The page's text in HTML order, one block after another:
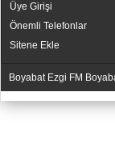
Üye Girişi
Önemli Telefonlar
Sitene Ekle
Boyabat Ezgi FM